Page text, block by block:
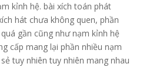
kỉnh hệ. bài xích toán phát
hát chưa không quen, phần
gần cũng như nạm kỉnh hệ
cấp mang lại phần nhiều nạm
tuy nhiên tuy nhiên mang nhau